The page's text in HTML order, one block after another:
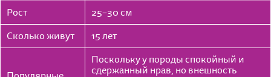
Рост
25–30 см
Сколько живут
15 лет
Поскольку у породы спокойный и
сдержанный нрав, но внешность